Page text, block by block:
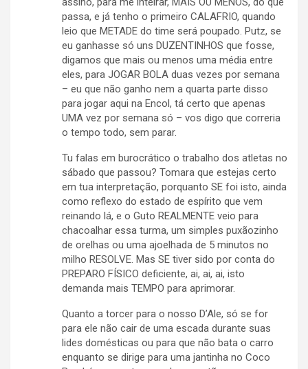
passa, e já tenho o primeiro CALAFRIO, quando
leio que METADE do time será poupado. Putz, se
eu ganhasse só uns DUZENTINHOS que fosse,
digamos que mais ou menos uma média entre
eles, para JOGAR BOLA duas vezes por semana
– eu que não ganho nem a quarta parte disso
para jogar aqui na Encol, tá certo que apenas
UMA vez por semana só – vos digo que correria
o tempo todo, sem parar.
Tu falas em burocrático o trabalho dos atletas no
sábado que passou? Tomara que estejas certo
em tua interpretação, porquanto SE foi isto, ainda
como reflexo do estado de espírito que vem
reinando lá, e o Guto REALMENTE veio para
chacoalhar essa turma, um simples puxãozinho
de orelhas ou uma ajoelhada de 5 minutos no
milho RESOLVE. Mas SE tiver sido por conta do
PREPARO FÍSICO deficiente, ai, ai, ai, isto
demanda mais TEMPO para aprimorar.
Quanto a torcer para o nosso D’Ale, só se for
para ele não cair de uma escada durante suas
lides domésticas ou para que não bata o carro
enquanto se dirige para uma jantinha no Coco